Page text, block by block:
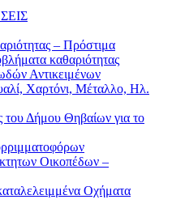
– Πρόστιμα
καθαριότητας
Αντικειμένων
Χαρτόνι, Μέταλλο, Ηλ.
του Δήμου Θηβαίων για το
Οικοπέδων –
Οχήματα